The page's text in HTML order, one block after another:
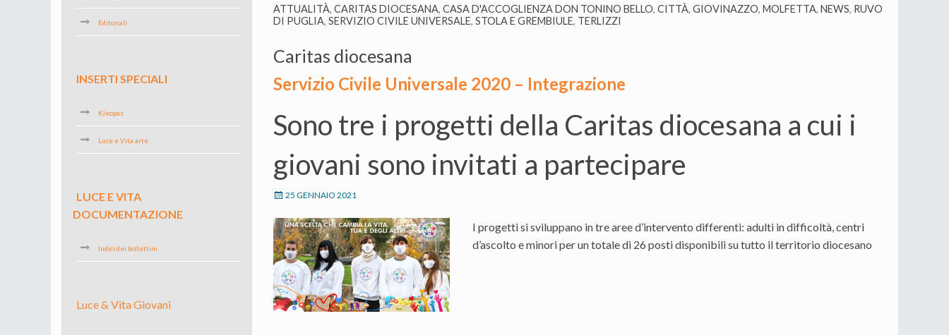
ATTUALITÀ, CARITAS DIOCESANA, CASA D'ACCOGLIENZA DON TONINO BELLO, CITTÀ, GIOVINAZZO, MOLFETTA, NEWS, RUVO
DI PUGLIA, SERVIZIO CIVILE UNIVERSALE, STOLA E GREMBIULE, TERLIZZI
Caritas diocesana
Servizio Civile Universale 2020 – Integrazione
Sono tre i progetti della Caritas diocesana a cui i
giovani sono invitati a partecipare
25 GENNAIO 2021
I progetti si sviluppano in tre aree d’intervento differenti: adulti in difficoltà, centri
d’ascolto e minori per un totale di 26 posti disponibili su tutto il territorio diocesano
Editoriali
INSERTI SPECIALI
Kleopas
Luce e Vita arte
LUCE E VITA
DOCUMENTAZIONE
Indici dei bollettini
Luce & Vita Giovani